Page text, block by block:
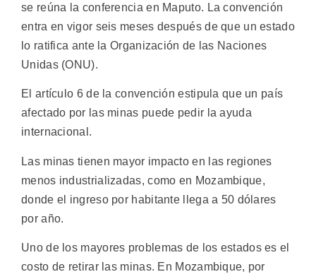
se reúna la conferencia en Maputo. La convención
entra en vigor seis meses después de que un estado
lo ratifica ante la Organización de las Naciones
Unidas (ONU).
El artículo 6 de la convención estipula que un país
afectado por las minas puede pedir la ayuda
internacional.
Las minas tienen mayor impacto en las regiones
menos industrializadas, como en Mozambique,
donde el ingreso por habitante llega a 50 dólares
por año.
Uno de los mayores problemas de los estados es el
costo de retirar las minas. En Mozambique, por